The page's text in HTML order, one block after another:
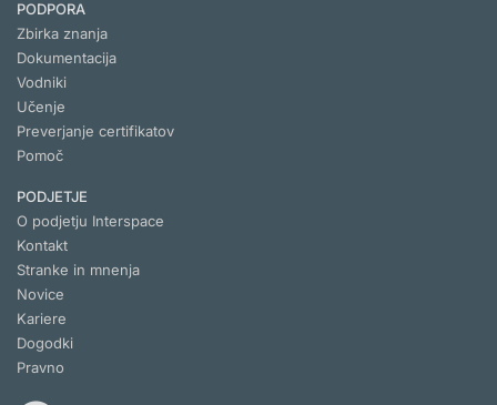
PODPORA
Zbirka znanja
Dokumentacija
Vodniki
Učenje
Preverjanje certifikatov
Pomoč
PODJETJE
O podjetju Interspace
Kontakt
Stranke in mnenja
Novice
Kariere
Dogodki
Pravno